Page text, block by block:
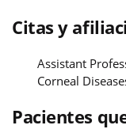
Citas y
Assistant
Corneal
Pacientes